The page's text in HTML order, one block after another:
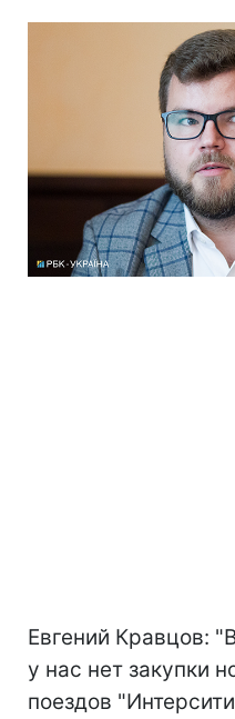
Евгений Кравцов:
у нас нет закупки
поездов